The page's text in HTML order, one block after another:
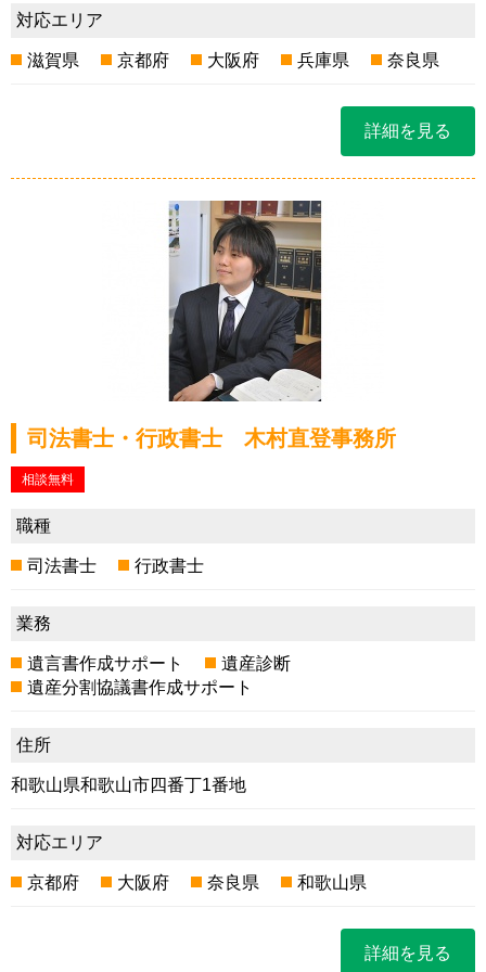
対応エリア
滋賀県 京都府 大阪府 兵庫県 奈良県
詳細を見る
司法書士・行政書士 木村直登事務所
相談無料
職種
司法書士 行政書士
業務
遺言書作成サポート
遺産診断
遺産分割協議書作成サポート
住所
和歌山県和歌山市四番丁1番地
対応エリア
京都府 大阪府 奈良県 和歌山県
詳細を見る